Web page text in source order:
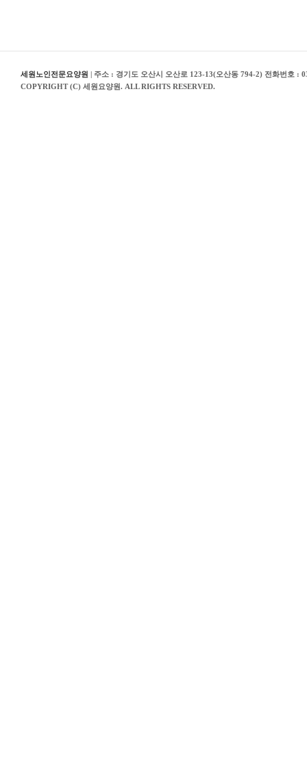
세원노인전문요양원 | 주소 : 경기도 오산시 오산로 123-13(오산동 794-2) 전화번호 :
COPYRIGHT (C) 세원요양원. ALL RIGHTS RESERVED.